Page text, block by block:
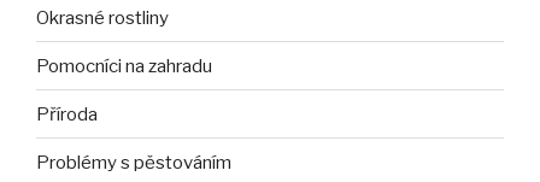
Okrasné rostliny
Pomocníci na zahradu
Příroda
Problémy s pěstováním